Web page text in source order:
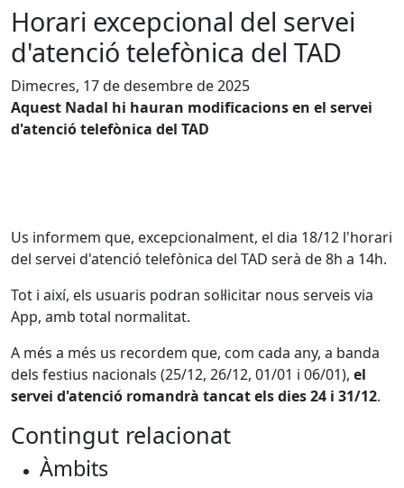
Horari excepcional del servei
d'atenció telefònica del TAD
Dimecres, 17 de desembre de 2025
Aquest Nadal hi hauran modificacions en el servei
d'atenció telefònica del TAD
Us informem que, excepcionalment, el dia 18/12 l'horari
del servei d'atenció telefònica del TAD serà de 8h a 14h.
Tot i així, els usuaris podran sol·licitar nous serveis via
App, amb total normalitat.
A més a més us recordem que, com cada any, a banda
dels festius nacionals (25/12, 26/12, 01/01 i 06/01), el
servei d'atenció romandrà tancat els dies 24 i 31/12.
Contingut relacionat
Àmbits